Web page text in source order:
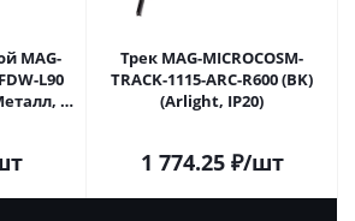
MAG-
L90
3
Трек MAG-MICROCOSM-
TRACK-1115-ARC-R600 (BK)
(Arlight, IP20)
1 774.25₽/шт